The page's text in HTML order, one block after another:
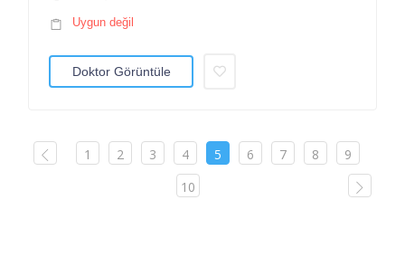
Uygun değil
Doktor Görüntüle
1 2 3 4 5 6 7 8
9
10